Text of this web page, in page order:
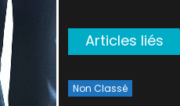
Articles liés
Non Classé